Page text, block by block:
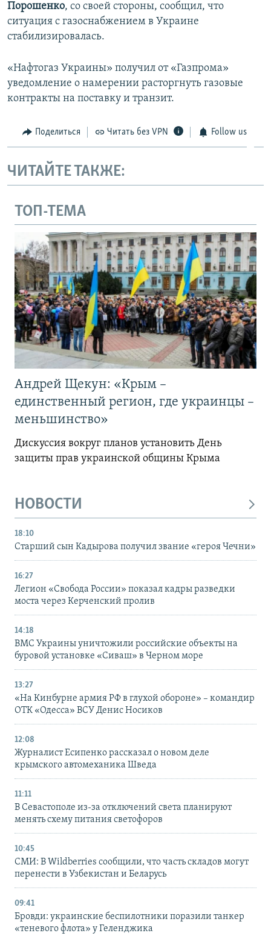
Порошенко, со своей стороны, сообщил, что
ситуация с газоснабжением в Украине
стабилизировалась.
«Нафтогаз Украины» получил от «Газпрома»
уведомление о намерении расторгнуть газовые
контракты на поставку и транзит.
Поделиться Читать без VPN Follow us
ЧИТАЙТЕ ТАКЖЕ:
ТОП-ТЕМА
Андрей Щекун: «Крым –
единственный регион, где украинцы –
меньшинство»
Дискуссия вокруг планов установить День
защиты прав украинской общины Крыма
НОВОСТИ
18:10
Старший сын Кадырова получил звание «героя Чечни»
16:27
Легион «Свобода России» показал кадры разведки
моста через Керченский пролив
14:18
ВМС Украины уничтожили российские объекты на
буровой установке «Сиваш» в Черном море
13:27
«На Кинбурне армия РФ в глухой обороне» – командир
ОТК «Одесса» ВСУ Денис Носиков
12:08
Журналист Есипенко рассказал о новом деле
крымского автомеханика Шведа
11:11
В Севастополе из-за отключений света планируют
менять схему питания светофоров
10:45
СМИ: В Wildberries сообщили, что часть складов могут
перенести в Узбекистан и Беларусь
09:41
Бровди: украинские беспилотники поразили танкер
«теневого флота» у Геленджика